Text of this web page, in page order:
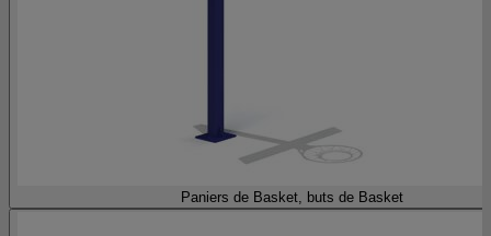
Paniers de Basket, buts de Basket